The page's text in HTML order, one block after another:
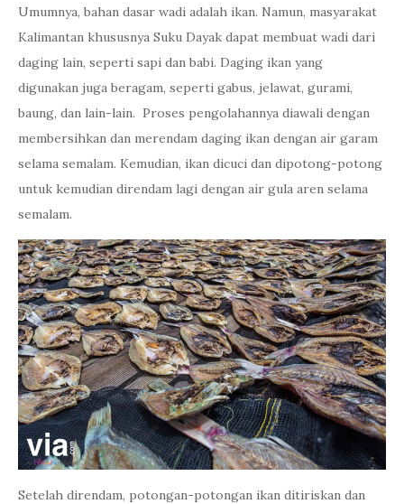
Umumnya, bahan dasar wadi adalah ikan. Namun, masyarakat
Kalimantan khususnya Suku Dayak dapat membuat wadi dari
daging lain, seperti sapi dan babi. Daging ikan yang
digunakan juga beragam, seperti gabus, jelawat, gurami,
baung, dan lain-lain. Proses pengolahannya diawali dengan
membersihkan dan merendam daging ikan dengan air garam
selama semalam. Kemudian, ikan dicuci dan dipotong-potong
untuk kemudian direndam lagi dengan air gula aren selama
semalam.
Setelah direndam, potongan-potongan ikan ditiriskan dan